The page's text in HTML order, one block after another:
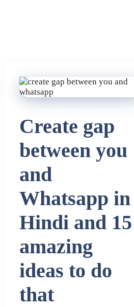
Create gap
between you
and
Whatsapp in
Hindi and 15
amazing
ideas to do
that